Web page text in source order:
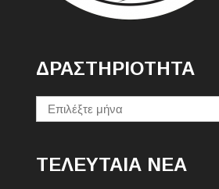
ΔΡΑΣΤΗΡΙΟΤΗΤΑ
Δραστηριοτητα
ΤΕΛΕΥΤΑΙΑ ΝΕΑ